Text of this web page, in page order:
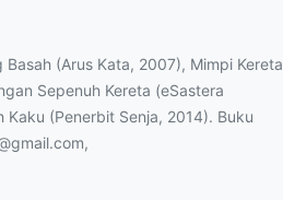
(Arus Kata, 2007), Mimpi Kereta
Sepenuh Kereta (eSastera
(Penerbit Senja, 2014). Buku